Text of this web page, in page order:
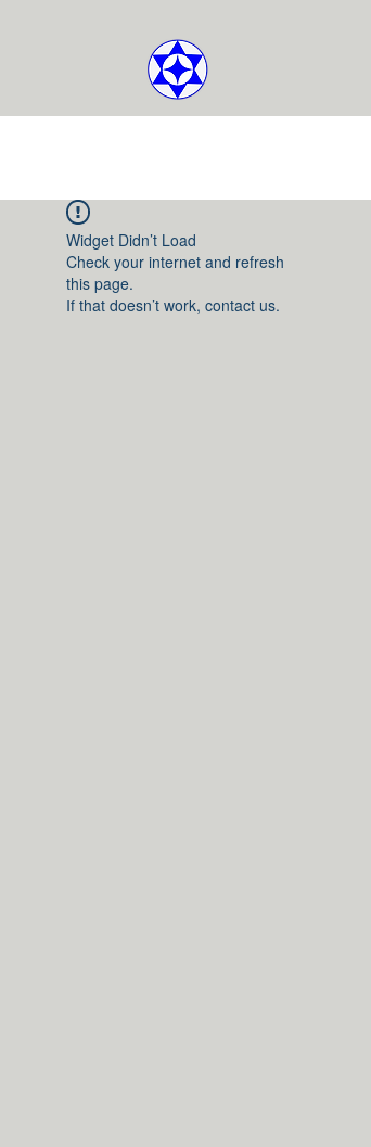
Widget Didn’t Load
Check your internet and refresh
this page.
If that doesn’t work, contact us.